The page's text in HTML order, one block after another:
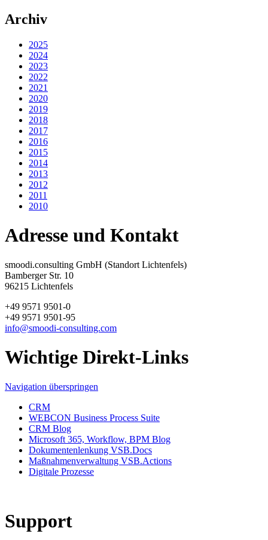
Archiv
2025
2024
2023
2022
2021
2020
2019
2018
2017
2016
2015
2014
2013
2012
2011
2010
Adresse und Kontakt
smoodi.consulting GmbH (Standort Lichtenfels)
Bamberger Str. 10
96215 Lichtenfels
+49 9571 9501-0
+49 9571 9501-95
info@smoodi-consulting.com
Wichtige Direkt-Links
Navigation überspringen
CRM
WEBCON Business Process Suite
CRM Blog
Microsoft 365, Workflow, BPM Blog
Dokumentenlenkung VSB.Docs
Maßnahmenverwaltung VSB.Actions
Digitale Prozesse
Support